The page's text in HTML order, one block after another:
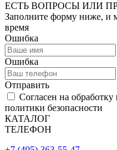
ЕСТЬ ВОПРОСЫ ИЛИ
Заполните форму ниже, и
время
Ошибка
Ошибка
Отправить
Согласен на
политики безопасности
КАТАЛОГ
ТЕЛЕФОН